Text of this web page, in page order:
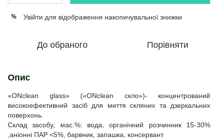
% Увійти для відображення накопичувальної знижки
До обраного Порівняти
Опис
«ONclean glass» («ONclean скло»)- концентрований
високоефективний засіб для миття скляних та дзеркальних
поверхонь.
Склад засобу, мас.%: вода, органічний розчинник 15-30%
,аніонні ПАР <5%, барвник, запашка, консервант